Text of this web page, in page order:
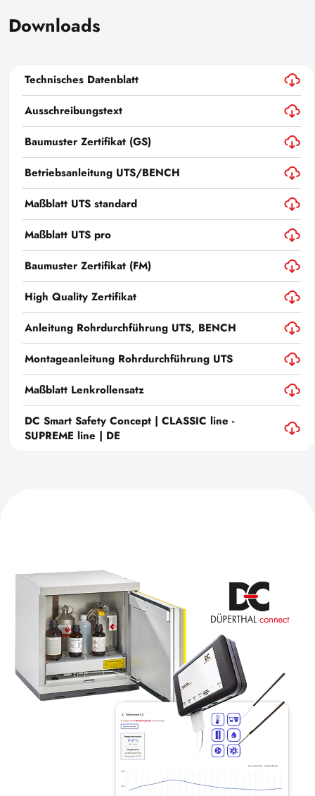
Downloads
Technisches Datenblatt
Ausschreibungstext
Baumuster Zertifikat (GS)
Betriebsanleitung UTS/BENCH
Maßblatt UTS standard
Maßblatt UTS pro
Baumuster Zertifikat (FM)
High Quality Zertifikat
Anleitung Rohrdurchführung UTS, BENCH
Montageanleitung Rohrdurchführung UTS
Maßblatt Lenkrollensatz
DC Smart Safety Concept | CLASSIC line -
SUPREME line | DE